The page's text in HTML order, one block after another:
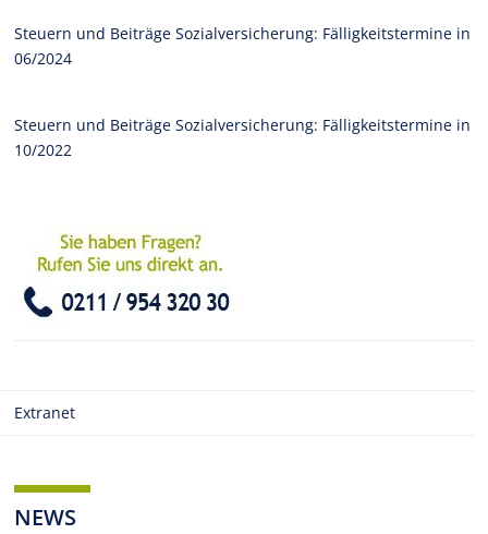
Steuern und Beiträge Sozialversicherung: Fälligkeitstermine in
06/2024
Steuern und Beiträge Sozialversicherung: Fälligkeitstermine in
10/2022
Extranet
NEWS